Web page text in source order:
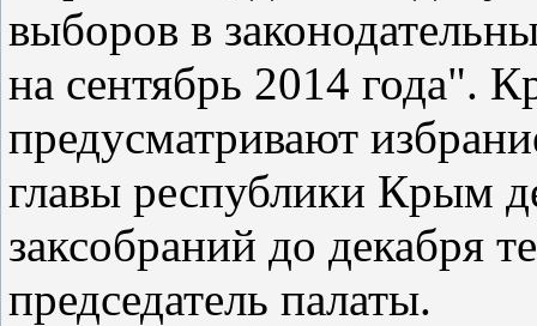
выборов в
на сентябрь 2014 года".
предусматривают
главы республики Крым
заксобраний до декабря
председатель палаты.